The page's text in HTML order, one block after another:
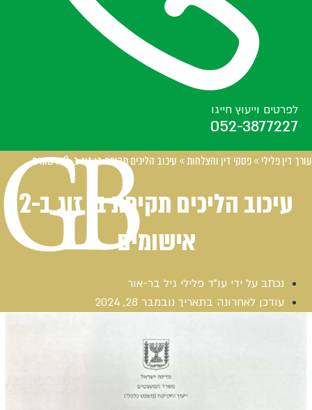
לפרטים וייעוץ חייגו
052-3877227
עורך דין פלילי»פסקי דין והצלחות» עיכוב הליכים תקיפת בן זוג ב-2 אישומים
עיכוב הליכים תקיפת בן זוג ב-2
אישומים
נכתב על ידי עו"ד פלילי גיל בר-אור
עודכן לאחרונה בתאריך נובמבר 28, 2024